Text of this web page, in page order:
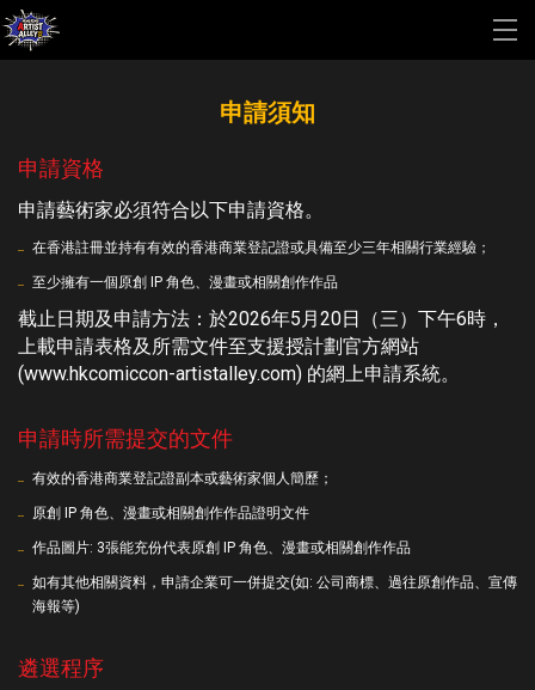
申請須知
申請資格
申請藝術家必須符合以下申請資格。
在香港註冊並持有有效的香港商業登記證或具備至少三年相關行業經驗；
至少擁有一個原創 IP 角色、漫畫或相關創作作品
截止日期及申請方法：於2026年5月20日（三）下午6時，
上載申請表格及所需文件至支援授計劃官方網站
(www.hkcomiccon-artistalley.com) 的網上申請系統。
申請時所需提交的文件
有效的香港商業登記證副本或藝術家個人簡歷；
原創 IP 角色、漫畫或相關創作作品證明文件
作品圖片: 3張能充份代表原創 IP 角色、漫畫或相關創作作品
如有其他相關資料，申請企業可一併提交(如: 公司商標、過往原創作品、宣傳
海報等)
遴選程序